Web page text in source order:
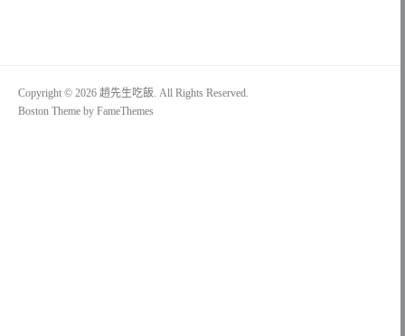
Copyright © 2026 趙先生吃飯. All Rights Reserved.
Boston Theme by FameThemes